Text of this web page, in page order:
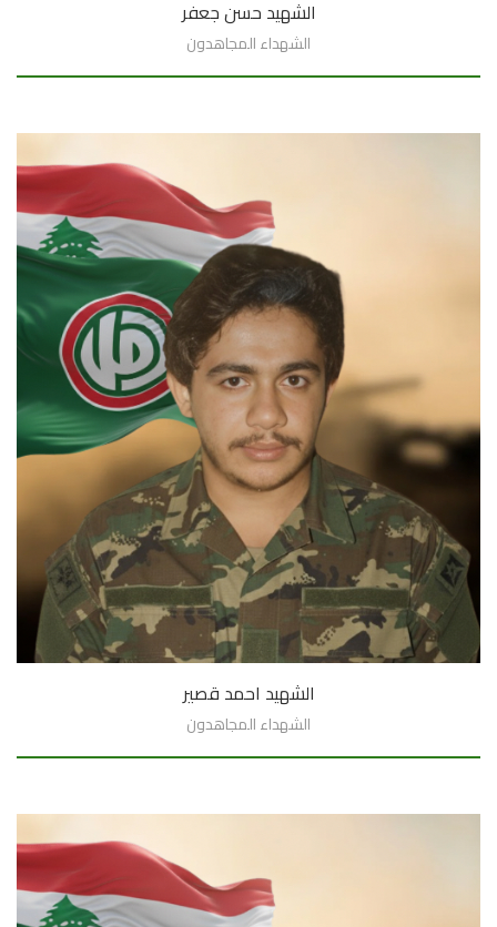
الشهيد حسن جعفر
الشهداء المجاهدون
السيرة الذاتية
الشهيد احمد قصير
الشهداء المجاهدون
السيرة الذاتية